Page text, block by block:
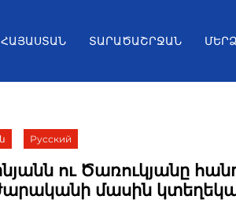
ՀԱՅԱՍՏԱՆ ՏԱՐԱԾԱՇՐՋԱՆ
Русский
ու Ծառուկյանը
մասին